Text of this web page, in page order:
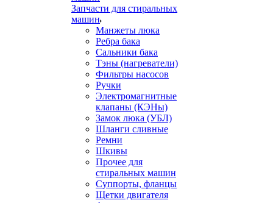
Запчасти для стиральных
машин
Манжеты люка
Ребра бака
Сальники бака
Тэны (нагреватели)
Фильтры насосов
Ручки
Электромагнитные
клапаны (КЭНы)
Замок люка (УБЛ)
Шланги сливные
Ремни
Шкивы
Прочее для
стиральных машин
Суппорты, фланцы
Щетки двигателя